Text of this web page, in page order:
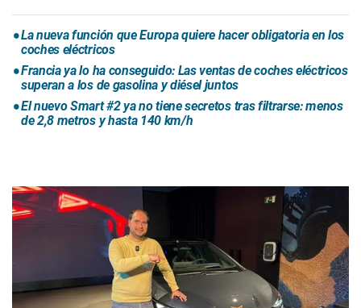
La nueva función que Europa quiere hacer obligatoria en los
coches eléctricos
Francia ya lo ha conseguido: Las ventas de coches eléctricos
superan a los de gasolina y diésel juntos
El nuevo Smart #2 ya no tiene secretos tras filtrarse: menos
de 2,8 metros y hasta 140 km/h